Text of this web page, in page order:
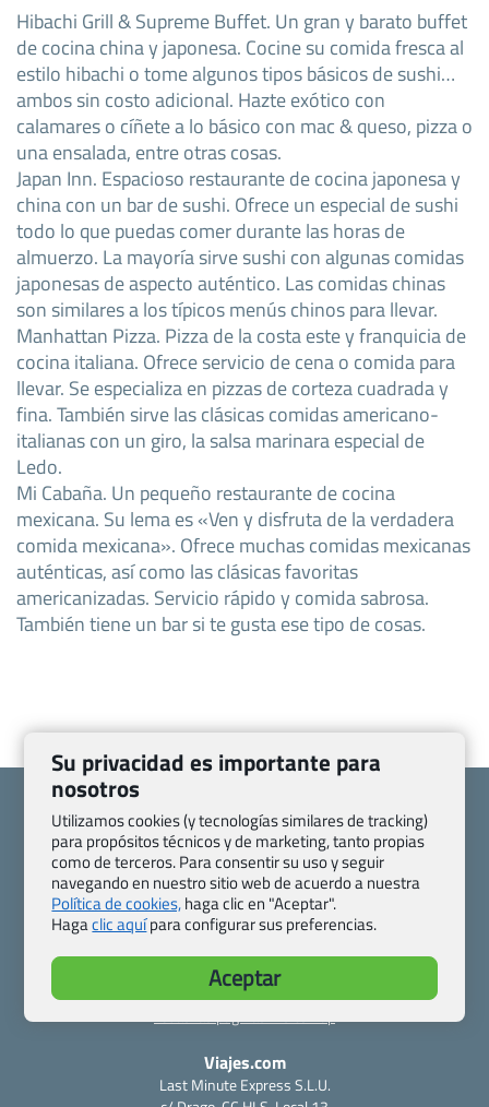
Hibachi Grill & Supreme Buffet. Un gran y barato buffet
de cocina china y japonesa. Cocine su comida fresca al
estilo hibachi o tome algunos tipos básicos de sushi…
ambos sin costo adicional. Hazte exótico con
calamares o cíñete a lo básico con mac & queso, pizza o
una ensalada, entre otras cosas.
Japan Inn. Espacioso restaurante de cocina japonesa y
china con un bar de sushi. Ofrece un especial de sushi
todo lo que puedas comer durante las horas de
almuerzo. La mayoría sirve sushi con algunas comidas
japonesas de aspecto auténtico. Las comidas chinas
son similares a los típicos menús chinos para llevar.
Manhattan Pizza. Pizza de la costa este y franquicia de
cocina italiana. Ofrece servicio de cena o comida para
llevar. Se especializa en pizzas de corteza cuadrada y
fina. También sirve las clásicas comidas americano-
italianas con un giro, la salsa marinara especial de
Ledo.
Mi Cabaña. Un pequeño restaurante de cocina
mexicana. Su lema es «Ven y disfruta de la verdadera
comida mexicana». Ofrece muchas comidas mexicanas
auténticas, así como las clásicas favoritas
americanizadas. Servicio rápido y comida sabrosa.
También tiene un bar si te gusta ese tipo de cosas.
Quienes somos
Contacto
Pasaporte, Visado, Salud y otras disposiciones específicas
Blog de Viajes.com
Registro de agencias
Preguntas frecuentes
Condiciones generales
Política de privacidad y cookies
Viajes.com
Last Minute Express S.L.U.
Su privacidad es importante para
nosotros
Utilizamos cookies (y tecnologías similares de tracking)
para propósitos técnicos y de marketing, tanto propias
como de terceros. Para consentir su uso y seguir
navegando en nuestro sitio web de acuerdo a nuestra
Política de cookies,haga clic en "Aceptar".
Hagaclic aquípara configurar sus preferencias.
Aceptar